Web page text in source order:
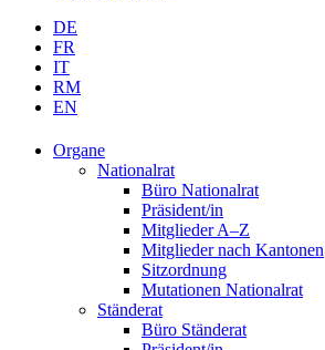
DE
FR
IT
RM
EN
Organe
Nationalrat
Büro Nationalrat
Präsident/in
Mitglieder A–Z
Mitglieder nach Kantonen
Sitzordnung
Mutationen Nationalrat
Ständerat
Büro Ständerat